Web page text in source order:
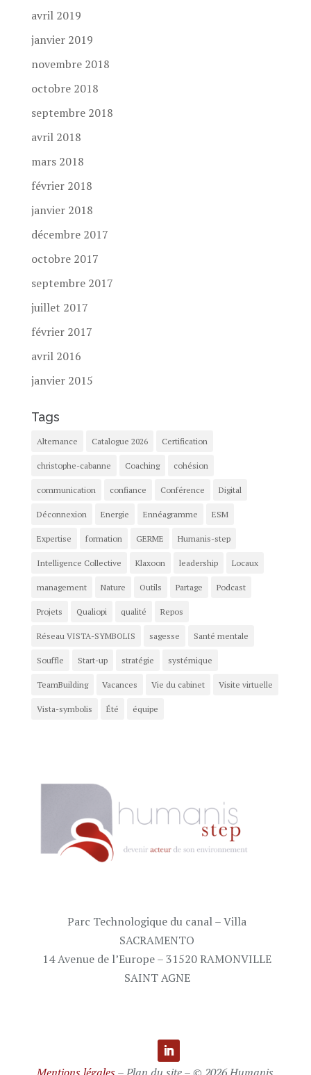
avril 2019
janvier 2019
novembre 2018
octobre 2018
septembre 2018
avril 2018
mars 2018
février 2018
janvier 2018
décembre 2017
octobre 2017
septembre 2017
juillet 2017
février 2017
avril 2016
janvier 2015
Tags
Alternance Catalogue 2026 Certification
christophe-cabanne Coaching cohésion
communication confiance Conférence Digital
Déconnexion Energie Ennéagramme ESM
Expertise formation GERME Humanis-step
Intelligence Collective Klaxoon leadership Locaux
management Nature Outils Partage Podcast
Projets Qualiopi qualité Repos
Réseau VISTA-SYMBOLIS sagesse Santé mentale
Souffle Start-up stratégie systémique
TeamBuilding Vacances Vie du cabinet Visite virtuelle
Vista-symbolis Été équipe
Parc Technologique du canal – Villa
SACRAMENTO
14 Avenue de l’Europe – 31520 RAMONVILLE
SAINT AGNE
Mentions légales– Plan du site – © 2026 Humanis